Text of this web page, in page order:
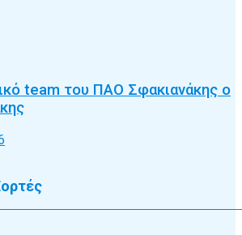
team του ΠΑΟ Σφακιανάκης ο